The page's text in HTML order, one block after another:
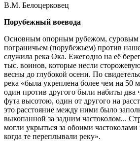
В.М. Белоцерковец
Порубежный воевода
Основным опорным рубежом, суровым
пограничьем (порубежьем) против
служила река Ока. Ежегодно на её
тыс. воинов, которые несли
весны до глубокой осени. По
река «была укреплена более чем на 50
один против другого были набиты два
фута высотою, один от другого на
это расстояние между ними было
выкопанной за задним частоколом...
могли укрыться за обоими частоколами
когда те переплывали реку».